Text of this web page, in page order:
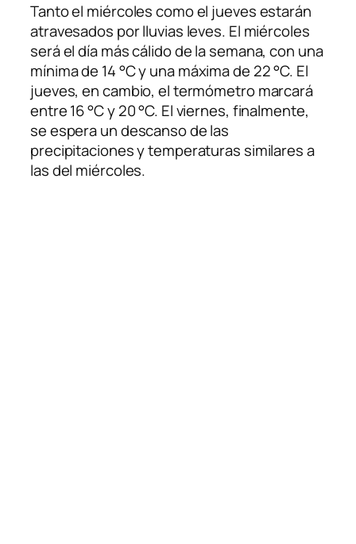
Tanto el miércoles como el jueves estarán
atravesados por lluvias leves. El miércoles
será el día más cálido de la semana, con una
mínima de 14 °C y una máxima de 22 °C. El
jueves, en cambio, el termómetro marcará
entre 16 °C y 20 °C. El viernes, finalmente,
se espera un descanso de las
precipitaciones y temperaturas similares a
las del miércoles.